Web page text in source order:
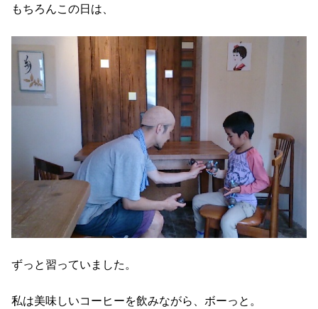
もちろんこの日は、
ずっと習っていました。
私は美味しいコーヒーを飲みながら、ボーっと。